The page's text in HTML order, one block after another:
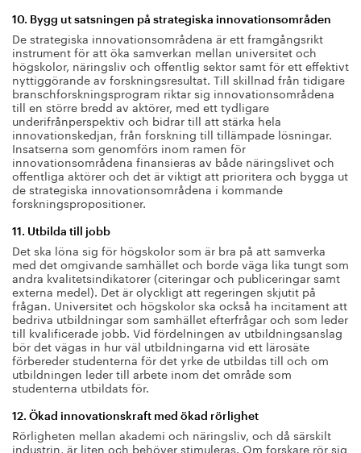
10. Bygg ut satsningen på strategiska innovationsområden
De strategiska innovationsområdena är ett framgångsrikt
instrument för att öka samverkan mellan universitet och
högskolor, näringsliv och offentlig sektor samt för ett effektivt
nyttiggörande av forskningsresultat. Till skillnad från tidigare
branschforskningsprogram riktar sig innovationsområdena
till en större bredd av aktörer, med ett tydligare
underifrånperspektiv och bidrar till att stärka hela
innovationskedjan, från forskning till tillämpade lösningar.
Insatserna som genomförs inom ramen för
innovationsområdena finansieras av både näringslivet och
offentliga aktörer och det är viktigt att prioritera och bygga ut
de strategiska innovationsområdena i kommande
forskningspropositioner.
11. Utbilda till jobb
Det ska löna sig för högskolor som är bra på att samverka
med det omgivande samhället och borde väga lika tungt som
andra kvalitetsindikatorer (citeringar och publiceringar samt
externa medel). Det är olyckligt att regeringen skjutit på
frågan. Universitet och högskolor ska också ha incitament att
bedriva utbildningar som samhället efterfrågar och som leder
till kvalificerade jobb. Vid fördelningen av utbildningsanslag
bör det vägas in hur väl utbildningarna vid ett lärosäte
förbereder studenterna för det yrke de utbildas till och om
utbildningen leder till arbete inom det område som
studenterna utbildats för.
12. Ökad innovationskraft med ökad rörlighet
Rörligheten mellan akademi och näringsliv, och då särskilt
industrin, är liten och behöver stimuleras. Om forskare rör sig